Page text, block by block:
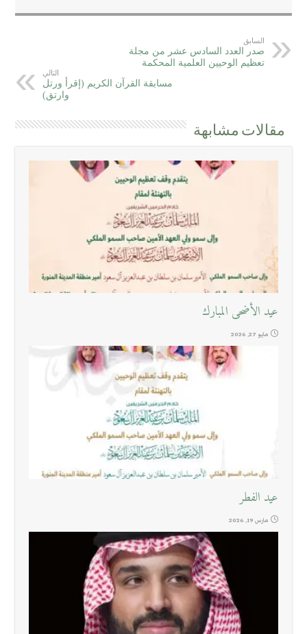
السابق
صدر العدد السادس عشر من مجلة
تعظيم الوحيين العلمية المحكمة
التالي
مسابقة القرآن الكريم (إقرأ ورتل
وارتق)
مقالات مشابهة
عيد الأضحى المبارك
مايو 27, 2026
عيد الفطر
مارس 19, 2026